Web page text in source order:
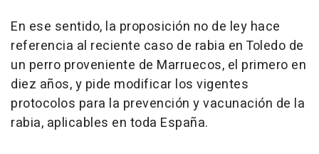
En ese sentido, la proposición no de ley hace
referencia al reciente caso de rabia en Toledo de
un perro proveniente de Marruecos, el primero en
diez años, y pide modificar los vigentes
protocolos para la prevención y vacunación de la
rabia, aplicables en toda España.